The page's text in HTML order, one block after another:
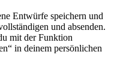
Entwürfe speichern und
und absenden.
mit der Funktion
in deinem persönlichen